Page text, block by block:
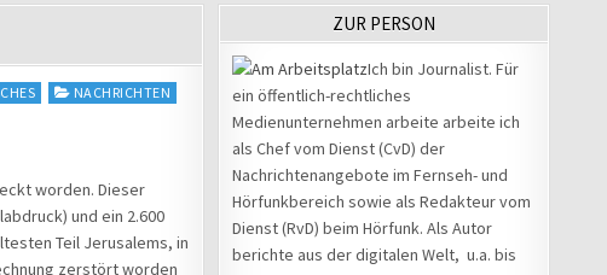
NACHRICHTEN
worden. Dieser
und ein 2.600
Teil Jerusalems, in
zerstört worden
ZUR PERSON
Ich bin Journalist. Für
ein öffentlich-rechtliches
Medienunternehmen arbeite arbeite ich
als Chef vom Dienst (CvD) der
Nachrichtenangebote im Fernseh- und
Hörfunkbereich sowie als Redakteur vom
Dienst (RvD) beim Hörfunk. Als Autor
berichte aus der digitalen Welt, u.a. bis